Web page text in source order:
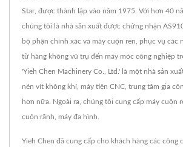
Star, được thành lập vào năm 1975. Với hơn 40
chúng tôi là nhà sản xuất được chứng nhận
bộ phận chính xác và máy cuộn ren, phục vụ các
từ hàng không vũ trụ đến máy móc công nghiệp
'Yieh Chen Machinery Co., Ltd.' là một nhà sản
nén vít không khí, máy tiện CNC, trung tâm gia
hơn nữa. Ngoài ra, chúng tôi cung cấp máy cuộn
cuộn rãnh, máy đa hình.
Yieh Chen đã cung cấp cho khách hàng các công